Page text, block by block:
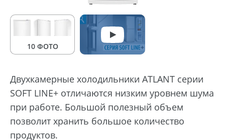
10 ФОТО
Двухкамерные холодильники ATLANT серии
SOFT LINE+ отличаются низким уровнем шума
при работе. Большой полезный объем
позволит хранить большое количество
продуктов.